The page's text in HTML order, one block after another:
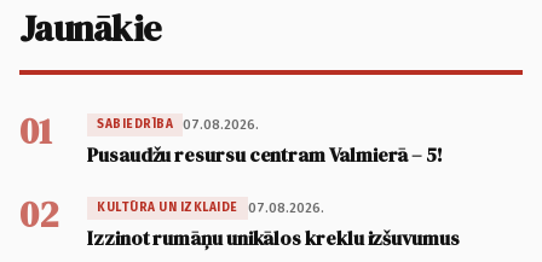
Jaunākie
01 SABIEDRĪBA 07.08.2026.
Pusaudžu resursu centram Valmierā – 5!
02 KULTŪRA UN IZKLAIDE 07.08.2026.
Izzinot rumāņu unikālos kreklu izšuvumus